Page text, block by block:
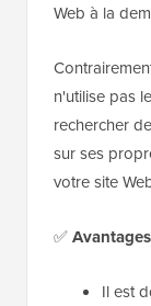
Web à la
n'utilise pas
rechercher
sur ses
votre site
✅
Il est